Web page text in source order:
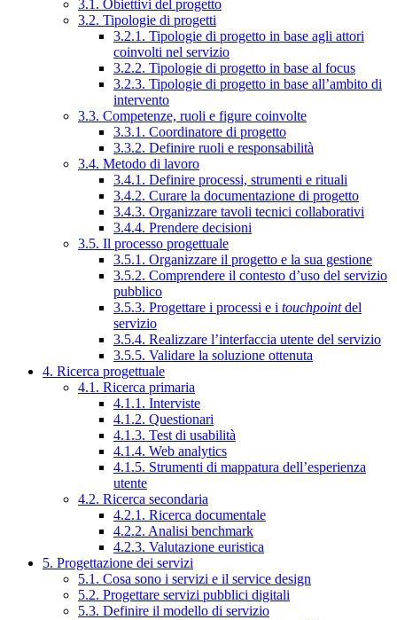
3.1. Obiettivi del progetto
3.2. Tipologie di progetti
3.2.1. Tipologie di progetto in base agli attori
coinvolti nel servizio
3.2.2. Tipologie di progetto in base al focus
3.2.3. Tipologie di progetto in base all’ambito di
intervento
3.3. Competenze, ruoli e figure coinvolte
3.3.1. Coordinatore di progetto
3.3.2. Definire ruoli e responsabilità
3.4. Metodo di lavoro
3.4.1. Definire processi, strumenti e rituali
3.4.2. Curare la documentazione di progetto
3.4.3. Organizzare tavoli tecnici collaborativi
3.4.4. Prendere decisioni
3.5. Il processo progettuale
3.5.1. Organizzare il progetto e la sua gestione
3.5.2. Comprendere il contesto d’uso del servizio
pubblico
3.5.3. Progettare i processi e i touchpointdel
servizio
3.5.4. Realizzare l’interfaccia utente del servizio
3.5.5. Validare la soluzione ottenuta
4. Ricerca progettuale
4.1. Ricerca primaria
4.1.1. Interviste
4.1.2. Questionari
4.1.3. Test di usabilità
4.1.4. Web analytics
4.1.5. Strumenti di mappatura dell’esperienza
utente
4.2. Ricerca secondaria
4.2.1. Ricerca documentale
4.2.2. Analisi benchmark
4.2.3. Valutazione euristica
5. Progettazione dei servizi
5.1. Cosa sono i servizi e il service design
5.2. Progettare servizi pubblici digitali
5.3. Definire il modello di servizio